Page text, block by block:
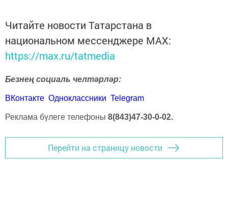
Читайте новости Татарстана в
национальном мессенджере MАХ:
https://max.ru/tatmedia
Безнең социаль челтәрләр:
ВКонтакте Одноклассники Telegram
Реклама бүлеге телефоны 8(843)47-30-0-02.
Перейти на страницу новости